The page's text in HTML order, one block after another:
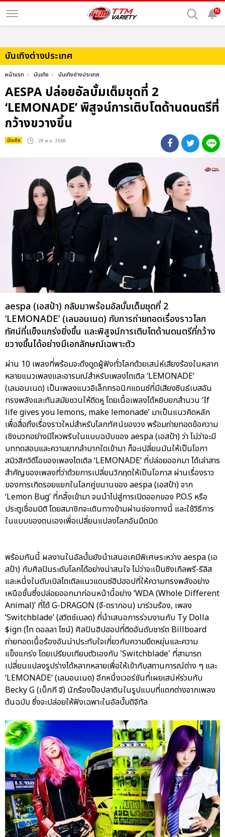
N
บันเทิงต่างประเทศ
หน้าแรก บันเทิง บันเทิงต่างประเทศ
AESPA ปล่อยอัลบั้มเต็มชุดที่ 2
‘LEMONADE’ พิสูจน์การเติบโตด้านดนตรีที่
กว้างขวางขึ้น
บันเทิง : 29 พ.ค. 2569
aespa (เอสป้า) กลับมาพร้อมอัลบั้มเต็มชุดที่ 2
‘LEMONADE’ (เลมอนเนด) กับการถ่ายทอดเรื่องราวโลก
ทัศน์ที่แข็งแกร่งยิ่งขึ้น และพิสูจน์การเติบโตด้านดนตรีที่กว้าง
ขวางขึ้นได้อย่างมีเอกลักษณ์เฉพาะตัว
ผ่าน 10 เพลงที่พร้อมจะดึงดูดผู้ฟังทั่วโลกด้วยเสน่ห์เสียงร้องในหลาก
หลายแนวเพลงและอารมณ์สำหรับเพลงไตเติล ‘LEMONADE’
(เลมอนเนด) เป็นเพลงแนวอิเล็กทรอนิกแดนซ์ที่มีเสียงซินธ์เบสอัน
ทรงพลังและทันสมัยชวนให้ติดหู โดยเนื้อเพลงได้หยิบยกสำนวน ‘If
life gives you lemons, make lemonade’ มาเป็นแนวคิดหลัก
เพื่อสื่อถึงเรื่องราวใหม่สำหรับโลกทัศน์ของวง พร้อมถ่ายทอดข้อความ
เชิงบวกอย่างมีไหวพริบในแบบฉบับของ aespa (เอสป้า) ว่า ไม่ว่าจะมี
บททดสอบและความยากลำบากใดเข้ามา ก็จะเปลี่ยนมันให้เป็นโอกา
สมิวสิกวิดีโอของเพลงไตเติล ‘LEMONADE’ ที่ปล่อยออกมา ได้เล่าสาร
สำคัญของเพลงที่ว่าด้วยการเปลี่ยนวิกฤตให้เป็นโอกาส ผ่านเรื่องราว
ของการเกิดรอยแยกในโลกคู่ขนานของ aespa (เอสป้า) จาก
‘Lemon Bug’ ที่กลิ้งเข้ามา จนนำไปสู่การเปิดออกของ P.O.S หรือ
ประตูเชื่อมมิติ โดยสมาชิกจะเดินทางข้ามผ่านช่องทางนี้ และใช้วิธีการ
ในแบบของตนเองเพื่อเปลี่ยนแปลงโลกอันมืดมิด
พร้อมกันนี้ ผลงานในอัลบั้มยังนำเสนอเคมีพิเศษระหว่าง aespa (เอ
สป้า) กับศิลปินระดับโลกได้อย่างน่าสนใจ ไม่ว่าจะเป็นซิงเกิลพรี-รีลิส
และหนึ่งในดับเบิลไตเติลแนวแดนซ์ฮิปฮอปที่ให้ความทรงพลังอย่าง
เหนือชั้นซึ่งปล่อยออกมาก่อนหน้านี้อย่าง ‘WDA (Whole Different
Animal)’ ที่ได้ G-DRAGON (จี-ดรากอน) มาร่วมร้อง, เพลง
‘Switchblade’ (สวิตช์เบลด) ที่นำเสนอการร่วมงานกับ Ty Dolla
$ign (ไท ดอลลา ไซน์) ศิลปินฮิปฮอปที่ติดอันดับชาร์ต Billboard
ถ่ายทอดเนื้อร้องอันน่าประทับใจเกี่ยวกับความยืดหยุ่นและความ
แข็งแกร่ง โดยเปรียบเทียบตัวเองกับ 'Switchblade' ที่สามารถ
เปลี่ยนแปลงรูปร่างได้หลากหลายเพื่อให้เข้ากับสถานการณ์ต่าง ๆ และ
‘LEMONADE’ (เลมอนเนด) อีกหนึ่งเวอร์ชันที่เผยเสน่ห์ร่วมกับ
Becky G (เบ็กกี จี) นักร้องป็อปลาตินในรูปแบบที่แตกต่างจากเพลง
ต้นฉบับ ซึ่งจะปล่อยให้ฟังเฉพาะในอัลบั้มดิจิทัล